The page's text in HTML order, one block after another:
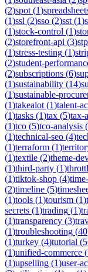
(2)spot (1)
(1)ssl (2)sso (2)sst (1)
(1)stock-control (1)
(2)storefront-api (3)stp
(1)stress-testing (1)
(2)student-
(2)subscriptions (6)
(1)sustainability (14)
(1)sustainable-
(1)takealot (1)talent-
(1)tasks (1)tax (5)tax-
(1)tco (5)tco-analysis (
(1)technical-seo (4)
(1)terraform (1)
(1)textile (2)theme-
(1)third-party (1)
(1)tiktok-shop (4)
(2)timeline (5)
(1)tools (1)tourism (1)
secrets (1)trading (1)
(1)transparency (3)
(1)troubleshooting (40
(1)turkey (4)tutorial (
(1)unified-commerce (
(1)upselling (1)user-